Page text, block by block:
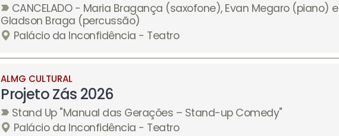
CANCELADO - Maria Bragança (saxofone), Evan Megaro (piano) e
Gladson Braga (percussão)
Palácio da Inconfidência - Teatro
ALMG CULTURAL
Projeto Zás 2026
Stand Up "Manual das Gerações – Stand-up Comedy"
Palácio da Inconfidência - Teatro